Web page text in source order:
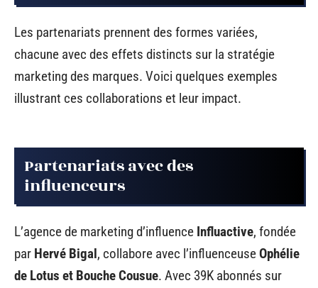
Les partenariats prennent des formes variées,
chacune avec des effets distincts sur la stratégie
marketing des marques. Voici quelques exemples
illustrant ces collaborations et leur impact.
Partenariats avec des
influenceurs
L’agence de marketing d’influence Influactive, fondée
par Hervé Bigal, collabore avec l’influenceuseOphélie
de Lotus et Bouche Cousue. Avec 39K abonnés sur